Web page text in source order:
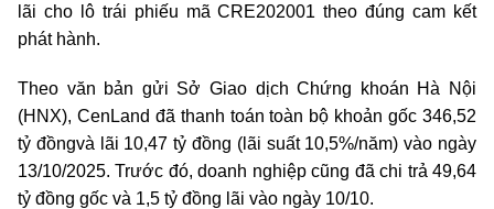
lãi cho lô trái phiếu mãCRE202001 theo đúng cam kết
phát hành.
Theo văn bản gửi Sở Giao dịch Chứng khoán Hà Nội
(HNX), CenLand đã thanh toán toàn bộ khoản gốc 346,52
tỷ đồngvà lãi 10,47 tỷ đồng (lãi suất 10,5%/năm) vào ngày
13/10/2025. Trước đó, doanh nghiệp cũng đã chi trả 49,64
tỷ đồng gốc và 1,5 tỷ đồng lãi vào ngày 10/10.